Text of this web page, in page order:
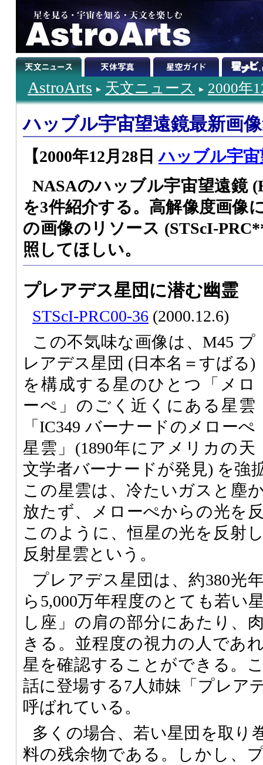
AstroArts 天文ニュース 2000年
ハッブル宇宙望遠鏡最新画
【2000年12月28日ハッブル宇
NASAのハッブル宇宙望遠鏡
を3件紹介する。高解像度画像
の画像のリソース (STScI-
照してほしい。
プレアデス星団に潜む幽霊
STScI-PRC00-36 (2000.12.6)
この不気味な画像は、M45 プ
レアデス星団 (日本名＝すばる)
を構成する星のひとつ「メロ
ーぺ」のごく近くにある星雲
「IC349 バーナードのメローぺ
星雲」(1890年にアメリカの天
文学者バーナードが発見) を強
この星雲は、冷たいガスと塵
放たず、メローぺからの光を
このように、恒星の光を反射
反射星雲という。
プレアデス星団は、約380光
ら5,000万年程度のとても若い
し座」の肩の部分にあたり、
きる。並程度の視力の人であ
星を確認することができる。
話に登場する7人姉妹「プレア
呼ばれている。
多くの場合、若い星団を取り
料の残余物である。しかし、